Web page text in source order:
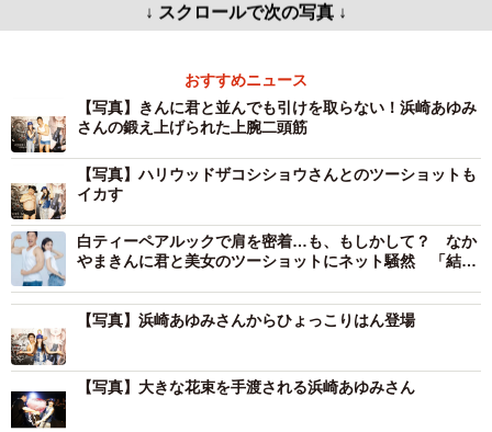
↓ スクロールで次の写真 ↓
おすすめニュース
【写真】きんに君と並んでも引けを取らない！浜崎あゆみ
さんの鍛え上げられた上腕二頭筋
【写真】ハリウッドザコシショウさんとのツーショットも
イカす
白ティーペアルックで肩を密着…も、もしかして？ なか
やまきんに君と美女のツーショットにネット騒然 「結婚
【写真】浜崎あゆみさんからひょっこりはん登場
【写真】大きな花束を手渡される浜崎あゆみさん